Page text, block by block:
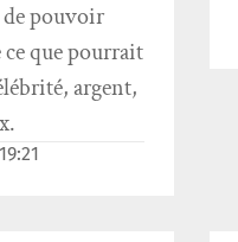
de pouvoir
que pourrait
argent,
19:21